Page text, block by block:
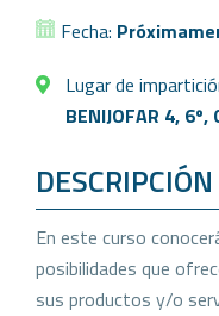
Fecha:
Lugar de
BENIJOFAR 4,
En este curso
posibilidades que
sus productos y/o